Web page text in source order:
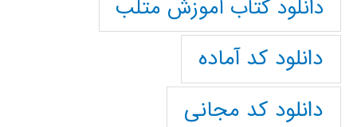
دانلود کتاب آموزش متلب
دانلود کد آماده
دانلود کد مجانی